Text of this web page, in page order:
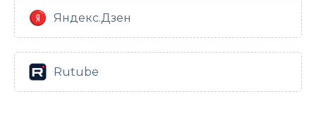
Яндекс.Дзен
Rutube